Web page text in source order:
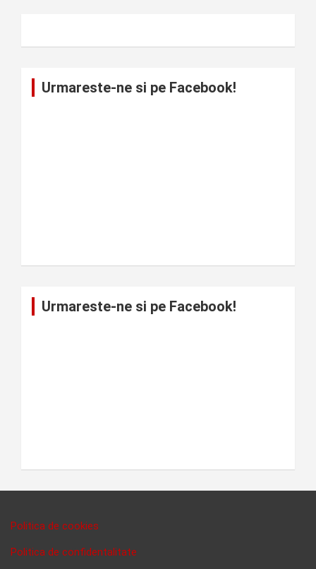
Urmareste-ne si pe Facebook!
Urmareste-ne si pe Facebook!
Politica de cookies
Politica de confidentalitate